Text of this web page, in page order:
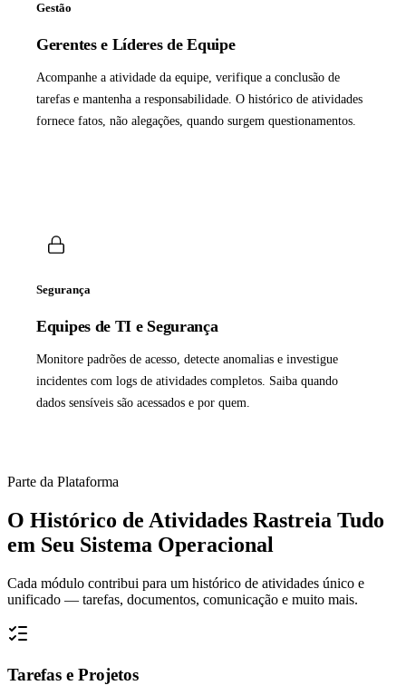
Gestão
Gerentes e Líderes de Equipe
Acompanhe a atividade da equipe, verifique a conclusão de
tarefas e mantenha a responsabilidade. O histórico de atividades
fornece fatos, não alegações, quando surgem questionamentos.
Segurança
Equipes de TI e Segurança
Monitore padrões de acesso, detecte anomalias e investigue
incidentes com logs de atividades completos. Saiba quando
dados sensíveis são acessados e por quem.
Parte da Plataforma
O Histórico de Atividades Rastreia Tudo
em Seu Sistema Operacional
Cada módulo contribui para um histórico de atividades único e
unificado — tarefas, documentos, comunicação e muito mais.
Tarefas e Projetos